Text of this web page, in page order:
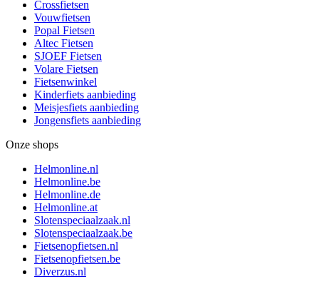
Crossfietsen
Vouwfietsen
Popal Fietsen
Altec Fietsen
SJOEF Fietsen
Volare Fietsen
Fietsenwinkel
Kinderfiets aanbieding
Meisjesfiets aanbieding
Jongensfiets aanbieding
Onze shops
Helmonline.nl
Helmonline.be
Helmonline.de
Helmonline.at
Slotenspeciaalzaak.nl
Slotenspeciaalzaak.be
Fietsenopfietsen.nl
Fietsenopfietsen.be
Diverzus.nl